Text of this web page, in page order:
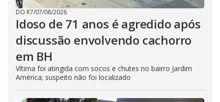
DO R7/07/08/2026
Idoso de 71 anos é agredido após
discussão envolvendo cachorro
em BH
Vítima foi atingida com socos e chutes no bairro Jardim
América; suspeito não foi localizado